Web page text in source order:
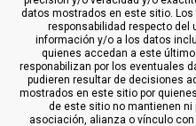
datos mostrados en este sitio.
responsabilidad respecto del
información y/o a los datos
quienes accedan a este
responabilizan por los eventuales
pudieren resultar de decisiones
mostrados en este sitio por
de este sitio no mantienen ni
asociación, alianza o vínculo